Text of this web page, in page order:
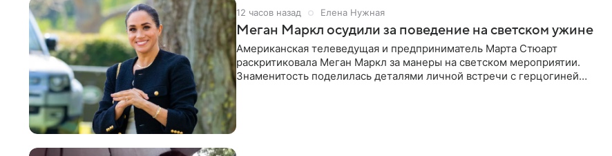
12 часов назад Елена Нужная
Меган Маркл осудили за поведение на светском ужине
Американская телеведущая и предприниматель Марта Стюарт
раскритиковала Меган Маркл за манеры на светском мероприятии.
Знаменитость поделилась деталями личной встречи с герцогиней